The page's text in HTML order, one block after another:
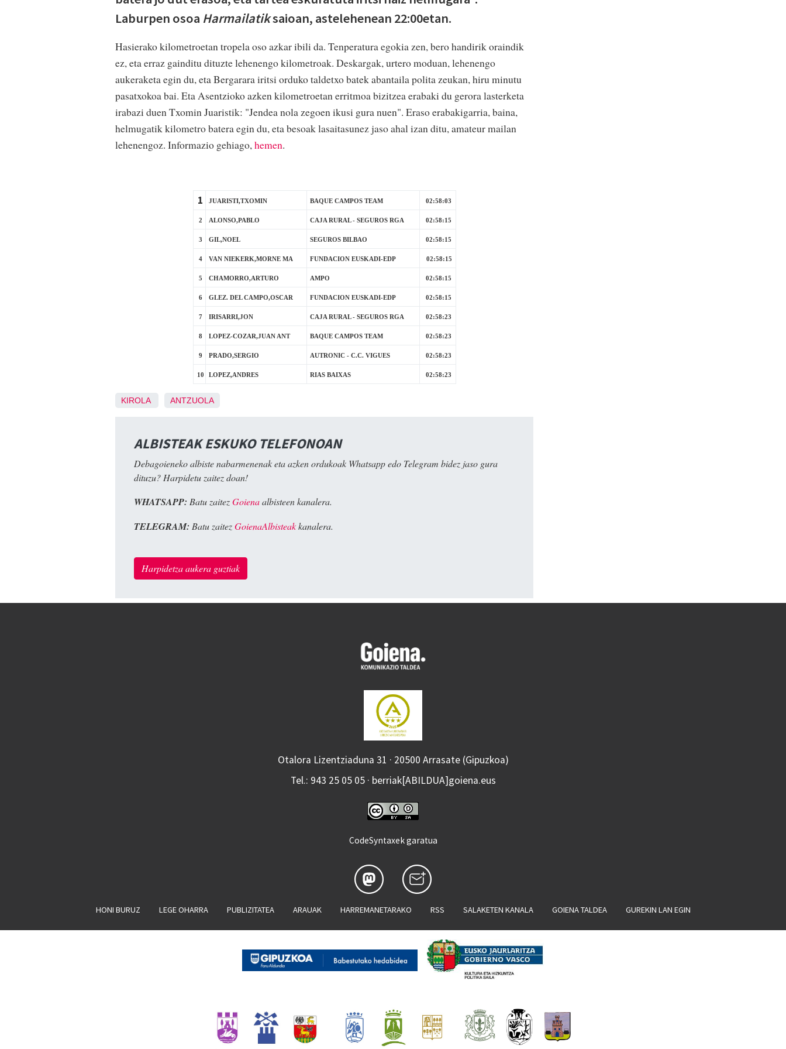
Laburpen osoa Harmailatiksaioan, astelehenean 22:00etan.
Hasierako kilometroetan tropela oso azkar ibili da. Tenperatura egokia zen, bero handirik oraindik
ez, eta erraz gainditu dituzte lehenengo kilometroak. Deskargak, urtero moduan, lehenengo
aukeraketa egin du, eta Bergarara iritsi orduko taldetxo batek abantaila polita zeukan, hiru minutu
pasatxokoa bai. Eta Asentzioko azken kilometroetan erritmoa bizitzea erabaki du gerora lasterketa
irabazi duen Txomin Juaristik: "Jendea nola zegoen ikusi gura nuen". Eraso erabakigarria, baina,
helmugatik kilometro batera egin du, eta besoak lasaitasunez jaso ahal izan ditu, amateur mailan
lehenengoz. Informazio gehiago,hemen.
1 JUARISTI,TXOMIN BAQUE CAMPOS TEAM 02:58:03
2 ALONSO,PABLO CAJA RURAL - SEGUROS RGA 02:58:15
3 GIL,NOEL SEGUROS BILBAO 02:58:15
4 VAN NIEKERK,MORNE MA FUNDACION EUSKADI-EDP 02:58:15
5 CHAMORRO,ARTURO AMPO 02:58:15
6 GLEZ. DEL CAMPO,OSCAR FUNDACION EUSKADI-EDP 02:58:15
7 IRISARRI,JON CAJA RURAL - SEGUROS RGA 02:58:23
8 LOPEZ-COZAR,JUAN ANT BAQUE CAMPOS TEAM 02:58:23
9 PRADO,SERGIO AUTRONIC - C.C. VIGUES 02:58:23
10 LOPEZ,ANDRES RIAS BAIXAS 02:58:23
KIROLA ANTZUOLA
ALBISTEAK ESKUKO TELEFONOAN
Debagoieneko albiste nabarmenenak eta azken ordukoak Whatsapp edo Telegram bidez jaso gura
dituzu? Harpidetu zaitez doan!
WHATSAPP: Batu zaitezGoienaalbisteen kanalera.
TELEGRAM: Batu zaitezGoienaAlbisteakkanalera.
Harpidetza aukera guztiak
Otalora Lizentziaduna 31 · 20500 Arrasate (Gipuzkoa)
Tel.: 943 25 05 05 · berriak[ABILDUA]goiena.eus
CodeSyntaxek garatua
HONI BURUZ LEGE OHARRA PUBLIZITATEA ARAUAK HARREMANETARAKO RSS SALAKETEN KANALA GOIENA TALDEA GUREKIN LAN EGIN